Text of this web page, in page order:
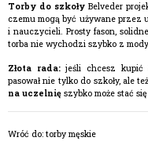
Torby do szkoły Belveder
czemu mogą być używane przez
i nauczycieli. Prosty fason,
torba nie wychodzi szybko z
Złota rada:jeśli chcesz kupić
pasował nie tylko do szkoły, ale
na uczelnię szybko może stać
Wróć do: torby męskie